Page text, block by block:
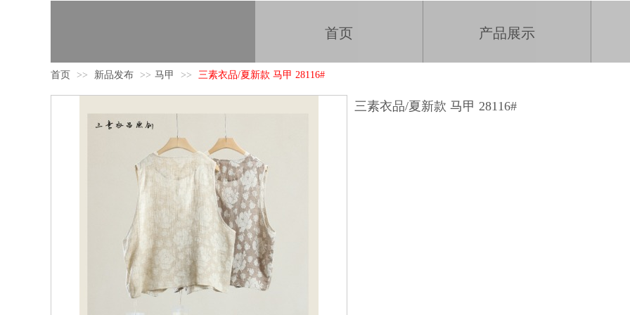
首页 产品展示
首页 >> 新品发布 >> 马甲 >> 三素衣品/夏新款 马甲 28116#
三素衣品/夏新款 马甲 28116#